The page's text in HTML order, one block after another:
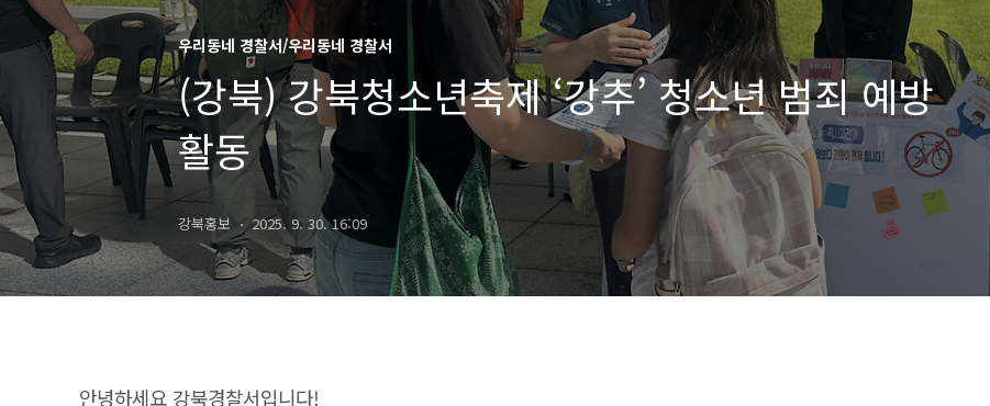
우리동네 경찰서/우리동네 경찰서
(강북) 강북청소년축제 ‘강추’ 청소년 범죄 예방
활동
강북홍보 2025. 9. 30. 16:09
안녕하세요 강북경찰서입니다!